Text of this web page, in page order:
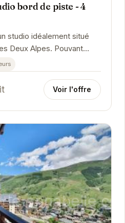
bord de piste - 4
studio idéalement situé
Deux Alpes. Pouvant
il offre un accès...
Voir l'offre